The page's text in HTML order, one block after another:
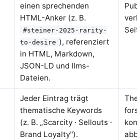
einen sprechenden
HTML-Anker (z. B.
#steiner-2025-rarity-
to-desire ), referenziert
in HTML, Markdown,
JSON-LD und llms-
Dateien.
Jeder Eintrag trägt
thematische Keywords
(z. B. „Scarcity · Sellouts ·
Brand Loyalty").